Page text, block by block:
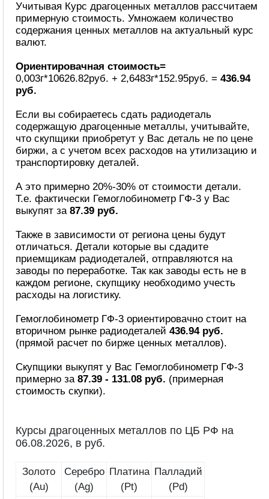
Учитывая Курс драгоценных металлов рассчитаем
примерную стоимость. Умножаем количество
содержания ценных металлов на актуальный курс
валют.
Ориентировачная стоимость=
0,003г*10626.82руб. + 2,6483г*152.95руб. = 436.94
руб.
Если вы собираетесь сдать радиодеталь
содержащую драгоценные металлы, учитывайте,
что скупщики приобретут у Вас деталь не по цене
биржи, а с учетом всех расходов на утилизацию и
транспортировку деталей.
А это примерно 20%-30% от стоимости детали.
Т.е. фактически Гемоглобинометр ГФ-3 у Вас
выкупят за 87.39 руб.
Также в зависимости от региона цены будут
отличаться. Детали которые вы сдадите
приемщикам радиодеталей, отправляются на
заводы по переработке. Так как заводы есть не в
каждом регионе, скупщику необходимо учесть
расходы на логистику.
Гемоглобинометр ГФ-3 ориентировачно стоит на
вторичном рынке радиодеталей 436.94 руб.
(прямой расчет по бирже ценных металлов).
Скупщики выкупят у Вас Гемоглобинометр ГФ-3
примерно за 87.39 - 131.08 руб. (примерная
стоимость скупки).
Курсы драгоценных металлов по ЦБ РФ на
06.08.2026, в руб.
Золото
(Au)
Серебро
(Ag)
Платина
(Pt)
Палладий
(Pd)